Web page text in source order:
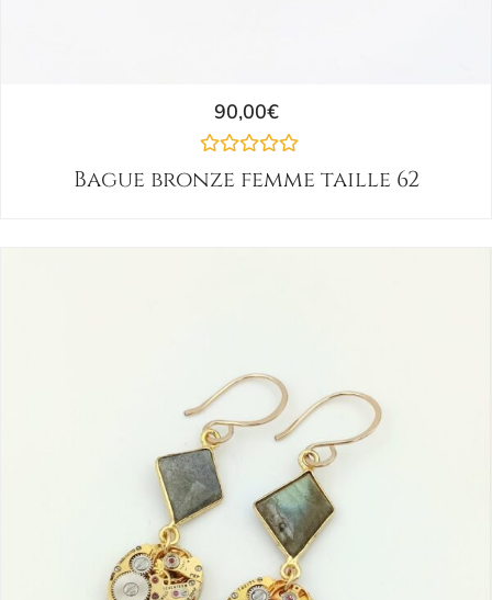
90,00€
Bague bronze femme taille 62